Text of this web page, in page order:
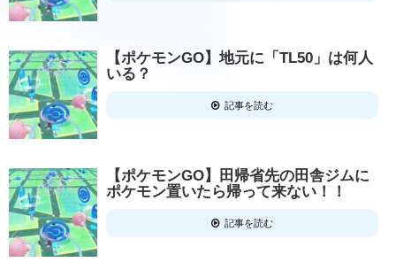
【ポケモンGO】地元に「TL50」は何人
いる？
記事を読む
【ポケモンGO】田帰省先の田舎ジムに
ポケモン置いたら帰って来ない！！
記事を読む